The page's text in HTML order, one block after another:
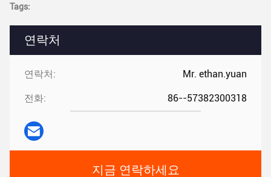
연락처
연락처: Mr. ethan.yuan
전화: 86--57382300318
지금 연락하세요
Tags: